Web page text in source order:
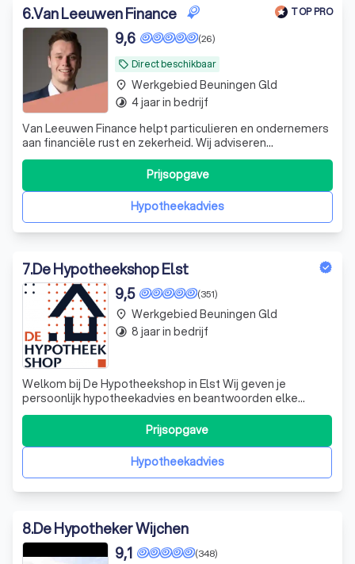
6.Van Leeuwen Finance TOP PRO
local_offer Direct beschikbaar
(26)
9,6
Van Leeuwen Finance helpt particulieren en ondernemers
aan financiële rust en zekerheid. Wij adviseren
onafhankelijk over pensioen, vermogen, hypotheken en
verzekeringen, op een manier die bij jou past. Geen
ingewikkeld jargon, maar duidelijke uitleg, persoonlijke
aandacht en slimme oplossingen die
Hypotheekadvies
Prijsopgave
place Werkgebied Beuningen Gld
timelapse 4 jaar in bedrijf
7.De Hypotheekshop Elst
(351)
9,5
Welkom bij De Hypotheekshop in Elst Wij geven je
persoonlijk hypotheekadvies en beantwoorden elke
financiële vraag. Dus je bent bij ons aan het juiste adres
als je je eerste huis gaat kopen, als je aan een andere
woning toe bent, denkt aan het oversluiten of aanpassen
van je hypotheek of vragen hebt
Hypotheekadvies
Prijsopgave
place Werkgebied Beuningen Gld
timelapse 8 jaar in bedrijf
8.De Hypotheker Wijchen
(348)
9,1